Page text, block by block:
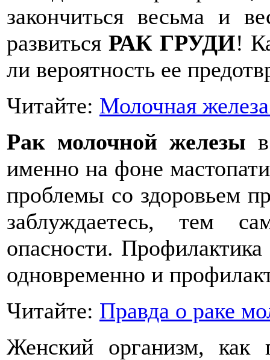
закончиться весьма и
развитьсяРАК ГРУДИ!
ли вероятность ее
Читайте: Молочная
Рак молочной железы
именно на фоне
проблемы со здоровьем
заблуждаетесь, тем
опасности.
одновременно и
Читайте: Правда о раке
Женский организм,